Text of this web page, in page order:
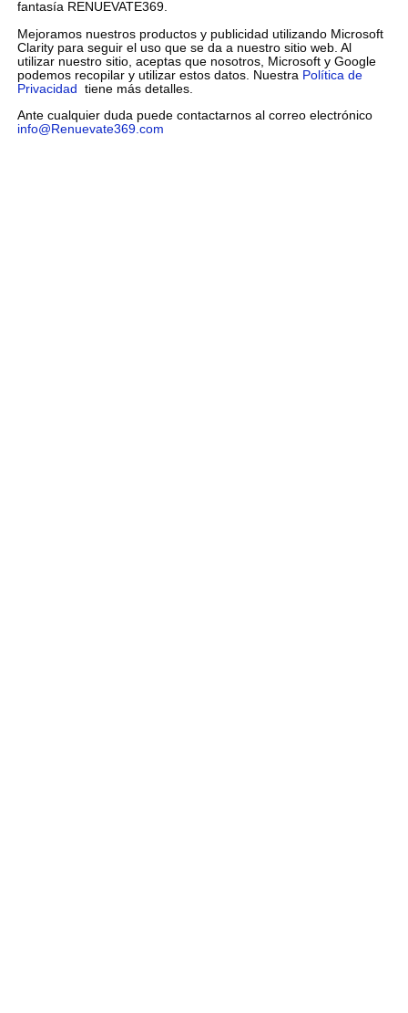
fantasía RENUEVATE369.
Mejoramos nuestros productos y publicidad utilizando Microsoft
Clarity para seguir el uso que se da a nuestro sitio web. Al
utilizar nuestro sitio, aceptas que nosotros, Microsoft y Google
podemos recopilar y utilizar estos datos. Nuestra Política de
Privacidad tiene más detalles.
Ante cualquier duda puede contactarnos al correo electrónico
info@Renuevate369.com